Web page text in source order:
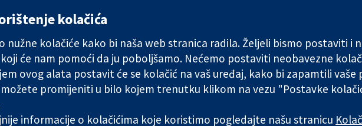
W1G 0AN
1045921) and a company limited by guarantee (no. 03044323) registered in England &
kolačića
nužne kolačiće kako bi naša web stranica radila. Željeli bismo postaviti i
će nam pomoći da ju poboljšamo. Nećemo postaviti neobavezne
ovog alata postavit će se kolačić na vaš uređaj, kako bi zapamtili vaše
promijeniti u bilo kojem trenutku klikom na vezu "Postavke
informacije o kolačićima koje koristimo pogledajte našu stranicu